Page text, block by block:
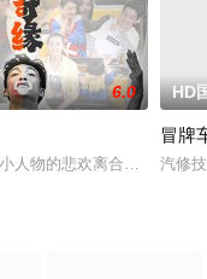
在著名艺术家艾丽卡·特
6.0
人物的悲欢离合，宣扬了
HD
冒牌
汽修